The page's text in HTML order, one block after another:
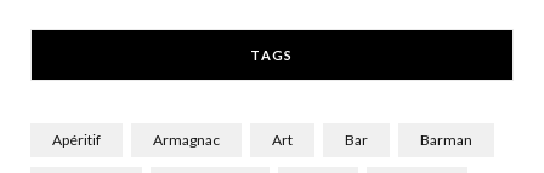
TAGS
Apéritif Armagnac Art Bar Barman